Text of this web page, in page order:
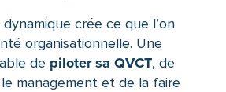
crée ce que l’on
organisationnelle. Une
de piloter sa QVCT, de
le management et de la faire